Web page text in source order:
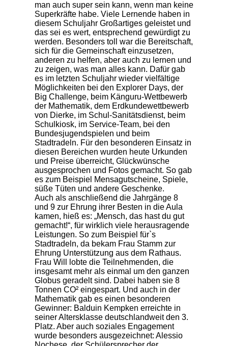
man auch super sein kann, wenn man keine
Superkräfte habe. Viele Lernende haben in
diesem Schuljahr Großartiges geleistet und
das sei es wert, entsprechend gewürdigt zu
werden. Besonders toll war die Bereitschaft,
sich für die Gemeinschaft einzusetzen,
anderen zu helfen, aber auch zu lernen und
zu zeigen, was man alles kann. Dafür gab
es im letzten Schuljahr wieder vielfältige
Möglichkeiten bei den Explorer Days, der
Big Challenge, beim Känguru-Wettbewerb
der Mathematik, dem Erdkundewettbewerb
von Dierke, im Schul-Sanitätsdienst, beim
Schulkiosk, im Service-Team, bei den
Bundesjugendspielen und beim
Stadtradeln. Für den besonderen Einsatz in
diesen Bereichen wurden heute Urkunden
und Preise überreicht, Glückwünsche
ausgesprochen und Fotos gemacht. So gab
es zum Beispiel Mensagutscheine, Spiele,
süße Tüten und andere Geschenke.
Auch als anschließend die Jahrgänge 8
und 9 zur Ehrung ihrer Besten in die Aula
kamen, hieß es: „Mensch, das hast du gut
gemacht!“, für wirklich viele herausragende
Leistungen. So zum Beispiel für`s
Stadtradeln, da bekam Frau Stamm zur
Ehrung Unterstützung aus dem Rathaus.
Frau Will lobte die Teilnehmenden, die
insgesamt mehr als einmal um den ganzen
Globus geradelt sind. Dabei haben sie 8
Tonnen CO² eingespart. Und auch in der
Mathematik gab es einen besonderen
Gewinner: Balduin Kempken erreichte in
seiner Altersklasse deutschlandweit den 3.
Platz. Aber auch soziales Engagement
wurde besonders ausgezeichnet: Alessio